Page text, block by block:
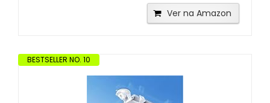
Ver na Amazon
BESTSELLER NO. 10